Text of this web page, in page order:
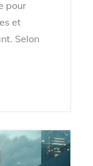
pour
et
Selon